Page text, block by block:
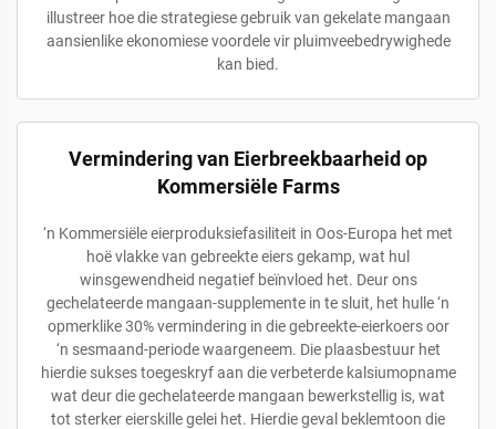
illustreer hoe die strategiese gebruik van gekelate mangaan
aansienlike ekonomiese voordele vir pluimveebedrywighede
kan bied.
Vermindering van Eierbreekbaarheid op
Kommersiële Farms
‘n Kommersiële eierproduksiefasiliteit in Oos-Europa het met
hoë vlakke van gebreekte eiers gekamp, wat hul
winsgewendheid negatief beïnvloed het. Deur ons
gechelateerde mangaan-supplemente in te sluit, het hulle ‘n
opmerklike 30% vermindering in die gebreekte-eierkoers oor
‘n sesmaand-periode waargeneem. Die plaasbestuur het
hierdie sukses toegeskryf aan die verbeterde kalsiumopname
wat deur die gechelateerde mangaan bewerkstellig is, wat
tot sterker eierskille gelei het. Hierdie geval beklemtoon die